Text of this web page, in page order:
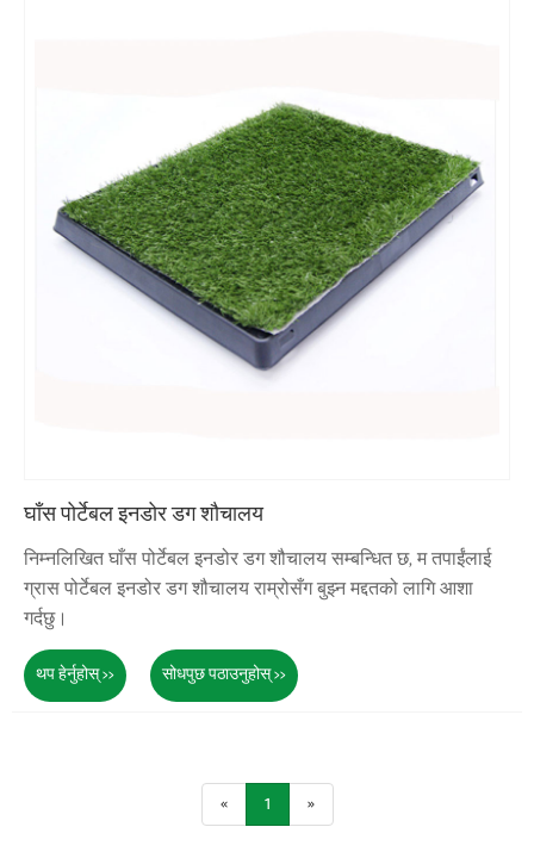
घाँस पोर्टेबल इनडोर डग शौचालय
निम्नलिखित घाँस पोर्टेबल इनडोर डग शौचालय सम्बन्धित छ, म तपाईंलाई
ग्रास पोर्टेबल इनडोर डग शौचालय राम्रोसँग बुझ्न मद्दतको लागि आशा
गर्दछु।
थप हेर्नुहोस् >> सोधपुछ पठाउनुहोस् >>
« 1 »